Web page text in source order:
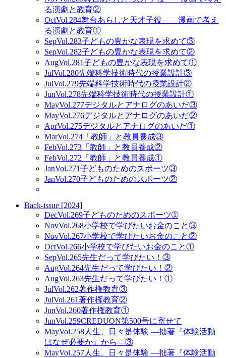
る演劇と教育②
OctVol.284舞台あらしと天才子役——漫画で考え
る演劇と教育①
SepVol.283子どもの豊かな表現を求めて③
SepVol.282子どもの豊かな表現を求めて②
AugVol.281子どもの豊かな表現を求めて①
JulVol.280先端科学技術時代の授業設計③
JulVol.279先端科学技術時代の授業設計②
JunVol.278先端科学技術時代の授業設計①
MayVol.277デジタルとアナログのあいだ③
MayVol.276デジタルとアナログのあいだ②
AprVol.275デジタルとアナログのあいだ①
MarVol.274 「教師」と教員養成③
FebVol.273 「教師」と教員養成②
FebVol.272 「教師」と教員養成①
JanVol.271子どものためのスポーツ③
JanVol.270子どものためのスポーツ②
Back-issue [2024]
DecVol.269子どものためのスポーツ➀
NovVol.268小学校で学びたいお金のこと③
NovVol.267小学校で学びたいお金のこと②
OctVol.266小学校で学びたいお金のこと①
SepVol.265先生だって学びたい！③
AugVol.264先生だって学びたい！②
AugVol.263先生だって学びたい！①
JulVol.262著作権教育③
JulVol.261著作権教育②
JunVol.260著作権教育①
JunVol.259CREDUON第500号に寄せて
MayVol.258人生、日々是体験 ―拙著『体験活動
はなぜ必要か』から―③
MayVol.257人生、日々是体験 ―拙著『体験活動